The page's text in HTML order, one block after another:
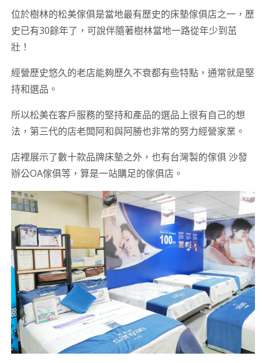
位於樹林的松美傢俱是當地最有歷史的床墊傢俱店之一，歷
史已有30餘年了，可說伴隨著樹林當地一路從年少到茁
壯！
經營歷史悠久的老店能夠歷久不衰都有些特點，通常就是堅
持和選品。
所以松美在客戶服務的堅持和產品的選品上很有自己的想
法，第三代的店老闆阿和與阿勝也非常的努力經營家業。
店裡展示了數十款品牌床墊之外，也有台灣製的傢俱 沙發
辦公OA傢俱等，算是一站購足的傢俱店。